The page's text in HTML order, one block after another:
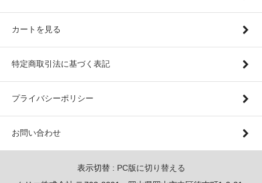
カートを見る
特定商取引法に基づく表記
プライバシーポリシー
お問い合わせ
表示切替 : PC版に切り替える